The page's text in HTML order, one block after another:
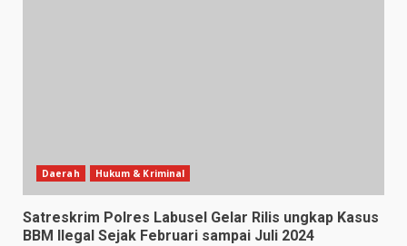
Daerah Hukum & Kriminal
Satreskrim Polres Labusel Gelar Rilis ungkap Kasus
BBM Ilegal Sejak Februari sampai Juli 2024